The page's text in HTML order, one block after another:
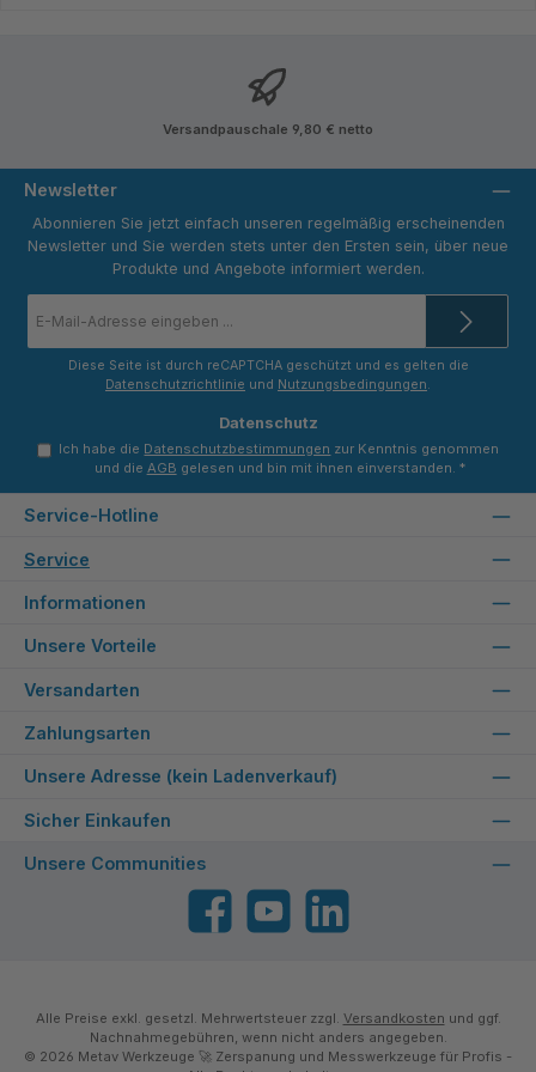
Versandpauschale 9,80 € netto
Newsletter
Abonnieren Sie jetzt einfach unseren regelmäßig erscheinenden
Newsletter und Sie werden stets unter den Ersten sein, über neue
Produkte und Angebote informiert werden.
Mail-
Diese Seite ist durch reCAPTCHA geschützt und es gelten die
Datenschutzrichtlinie und Nutzungsbedingungen.
Datenschutz
Ich habe die Datenschutzbestimmungen zur Kenntnis genommen
und die AGB gelesen und bin mit ihnen einverstanden. *
Service-Hotline
Service
Informationen
Unsere Vorteile
Versandarten
Zahlungsarten
Unsere Adresse (kein Ladenverkauf)
Sicher Einkaufen
Unsere Communities
FacebookYouTube
Alle Preise exkl. gesetzl. Mehrwertsteuer zzgl. Versandkosten und ggf.
Nachnahmegebühren, wenn nicht anders angegeben.
© 2026 Metav Werkzeuge 🚀 Zerspanung und Messwerkzeuge für Profis -